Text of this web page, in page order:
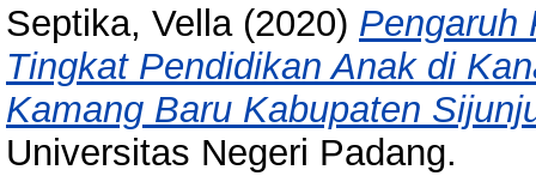
Septika, Vella(2020) Pengaruh
Tingkat Pendidikan Anak di
Kamang Baru Kabupaten
Universitas Negeri Padang.